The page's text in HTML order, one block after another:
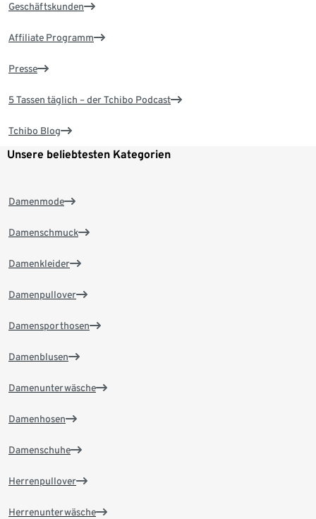
Geschäftskunden
Affiliate Programm
Presse
5 Tassen täglich – der Tchibo Podcast
Tchibo Blog
Unsere beliebtesten Kategorien
Damenmode
Damenschmuck
Damenkleider
Damenpullover
Damensporthosen
Damenblusen
Damenunterwäsche
Damenhosen
Damenschuhe
Herrenpullover
Herrenunterwäsche